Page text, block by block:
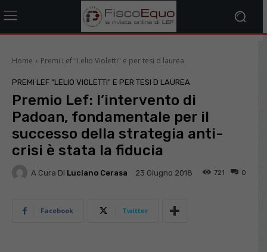
Home Premi Lef "Lelio Violetti" e per tesi d laurea
PREMI LEF "LELIO VIOLETTI" E PER TESI D LAUREA
Premio Lef: l’intervento di
Padoan, fondamentale per il
successo della strategia anti-
crisi è stata la fiducia
A Cura Di Luciano Cerasa 23 Giugno 2018 0
721
Facebook Twitter